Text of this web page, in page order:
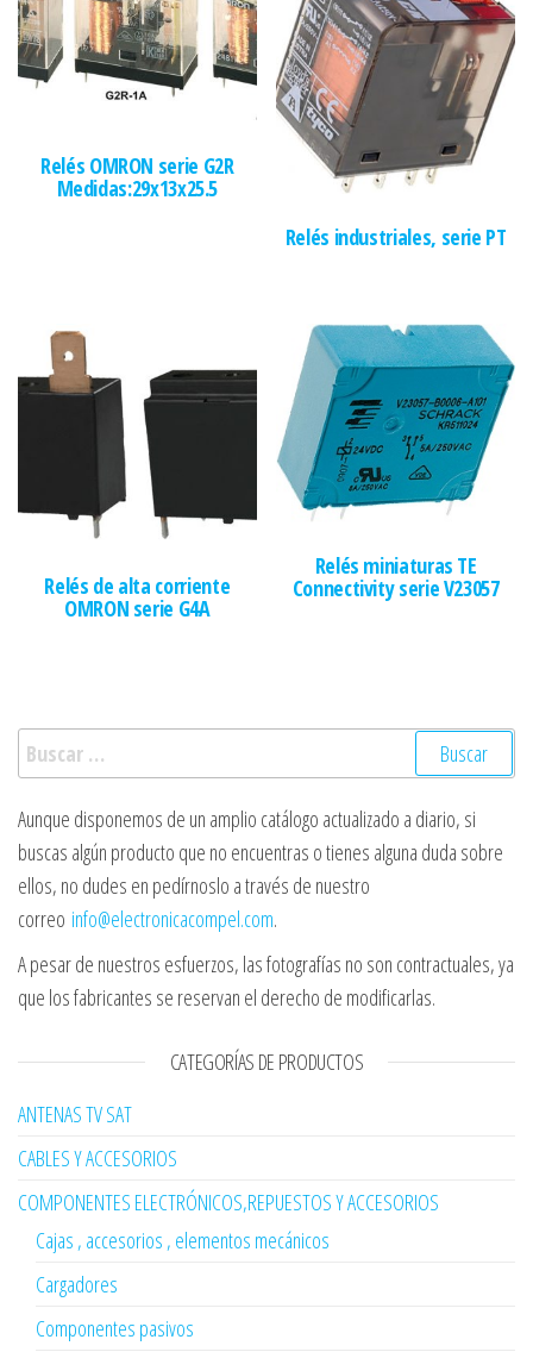
Relés OMRON serie G2R
Medidas:29x13x25.5
Relés industriales, serie PT
Relés de alta corriente
OMRON serie G4A
Relés miniaturas TE
Connectivity serie V23057
Buscar:
Aunque disponemos de un amplio catálogo actualizado a diario, si
buscas algún producto que no encuentras o tienes alguna duda sobre
ellos, no dudes en pedírnoslo a través de nuestro
correo info@electronicacompel.com.
A pesar de nuestros esfuerzos, las fotografías no son contractuales, ya
que los fabricantes se reservan el derecho de modificarlas.
CATEGORÍAS DE PRODUCTOS
ANTENAS TV SAT
CABLES Y ACCESORIOS
COMPONENTES ELECTRÓNICOS,REPUESTOS Y ACCESORIOS
Cajas , accesorios , elementos mecánicos
Cargadores
Componentes pasivos